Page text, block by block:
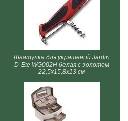
Шкатулка для украшений Jardin
D`Ete WG002H белая с золотом
22,5х15,8х13 см